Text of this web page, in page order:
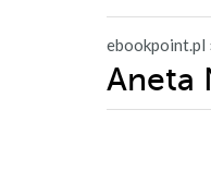
ebookpoint.pl
Aneta